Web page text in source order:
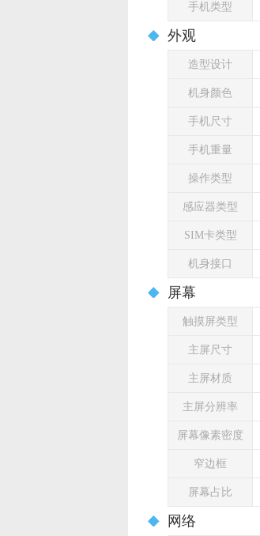
手机类型
外观
造型设计
机身颜色
手机尺寸
手机重量
操作类型
感应器类型
SIM卡类型
机身接口
屏幕
触摸屏类型
主屏尺寸
主屏材质
主屏分辨率
屏幕像素密度
窄边框
屏幕占比
网络